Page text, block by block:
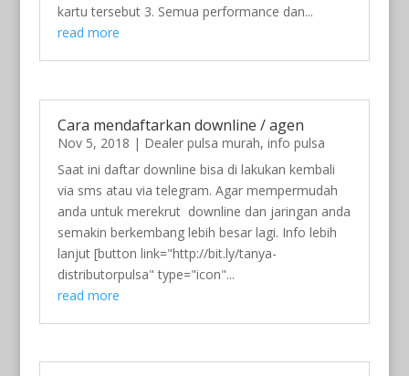
kartu tersebut 3. Semua performance dan...
read more
Cara mendaftarkan downline / agen
Nov 5, 2018 | Dealer pulsa murah, info pulsa
Saat ini daftar downline bisa di lakukan kembali
via sms atau via telegram. Agar mempermudah
anda untuk merekrut downline dan jaringan anda
semakin berkembang lebih besar lagi. Info lebih
lanjut [button link="http://bit.ly/tanya-
distributorpulsa" type="icon"...
read more